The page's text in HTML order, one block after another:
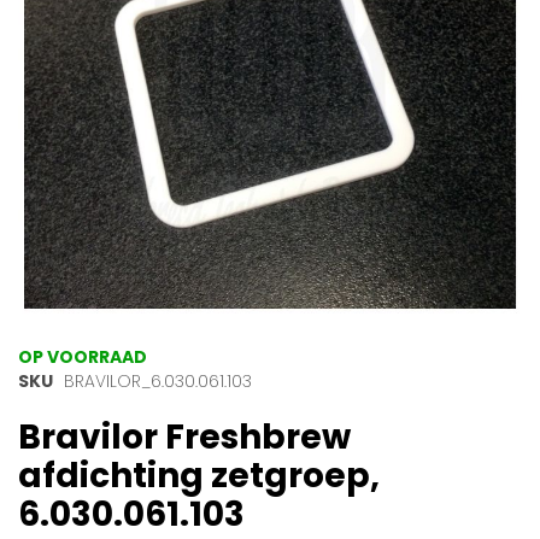
gallerij
Ga
naar
begin
van
de
afbeeldingen-
gallerij
OP VOORRAAD
SKU BRAVILOR_6.030.061.103
Bravilor Freshbrew
afdichting zetgroep,
6.030.061.103